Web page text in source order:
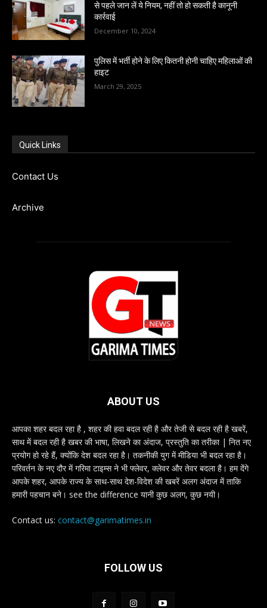
से पहले जान लें ये नियम, नहीं तो हो सकती है कानूनी
कार्रवाई
December 10, 2024
पुलिस में भर्ती होने के लिए कितनी होनी चाहिए महिलाओं की
हाइट
March 29, 2025
Quick Links
Contact Us
Archive
ABOUT US
आपका शहर बदल रहा है , शहर की हवा बदल रही है और तेजी से बदल रही है खबरें,
साथ में बदल रही है खबर की भाषा, लिखने का अंदाज, प्रस्तुति का तरीका | नित नए
प्रयोग हो रहे हैं, क्योंकि देश बदल रहा है। तकनीकी युग में मीडिया भी बदल रहा है।
परिवर्तन के नए दौर में गरिमा टाइम्स ने भी फ्लेवर, क्लेवर और तेवर बदला है। हम देंगे
आपके शहर, आपके राज्य के साथ-साथ देश-विदेश की खबरें अलग अंदाज में ताकि
हमारी पहचान बने। see the difference यानी कुछ अलग, कुछ नयी।
Contact us: contact@garimatimes.in
FOLLOW US